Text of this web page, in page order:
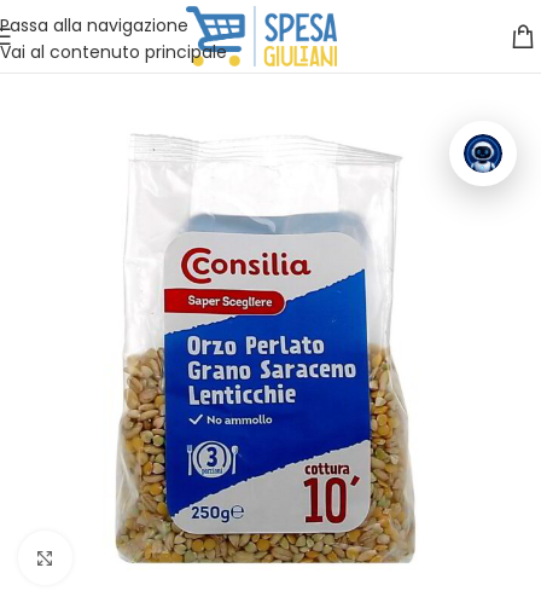
Passa alla navigazione
Vai al contenuto principale
Vuoi assistenza?Clicca qui e ti richiamiamo noi
Clicca per ingrandire